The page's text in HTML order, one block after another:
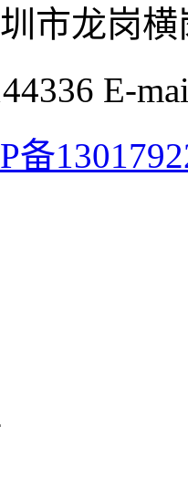
市龙岗
E-
备